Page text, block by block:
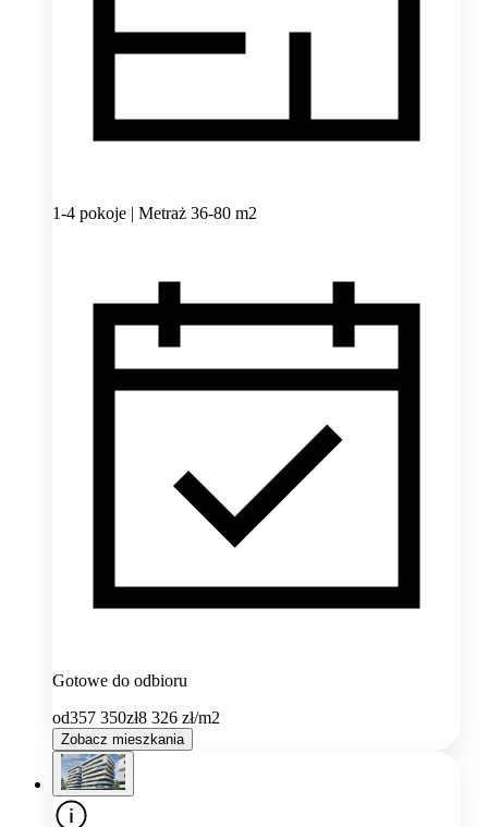
1-4 pokoje | Metraż 36-80 m2
Gotowe do odbioru
od357 350zł8 326 zł/m2
Zobacz mieszkania